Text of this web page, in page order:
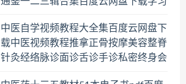
中医自学视频教程大全集百度云网盘下
载中医视频教程推拿正骨按摩美容整脊
针灸经络脉诊面诊舌诊手诊私密终身会